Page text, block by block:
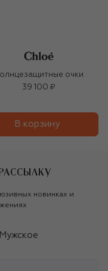
очки
39 100 ₽
В корзину
новинках и
Мужское